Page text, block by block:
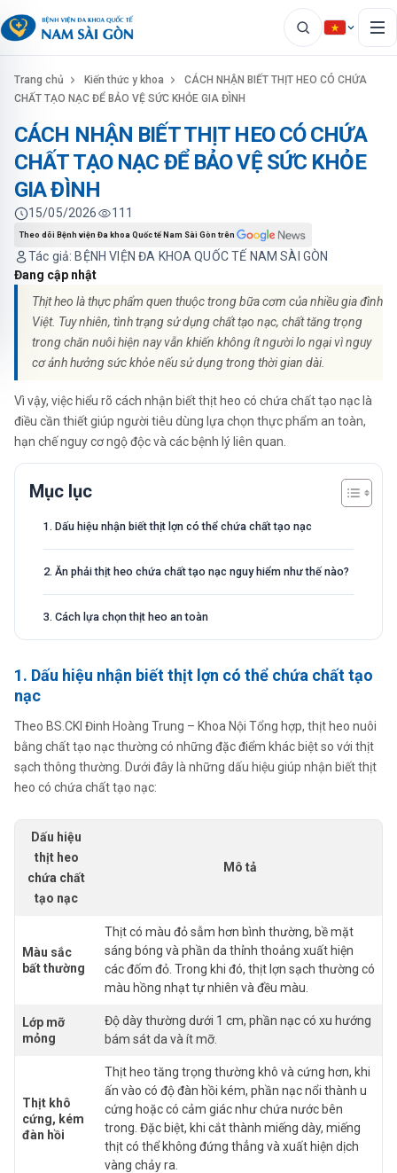
Trang chủ Kiến thức y khoa
CÁCH NHẬN BIẾT THỊT HEO CÓ CHỨA
CHẤT TẠO NẠC ĐỂ BẢO VỆ SỨC KHỎE GIA ĐÌNH
CÁCH NHẬN BIẾT THỊT HEO CÓ CHỨA
CHẤT TẠO NẠC ĐỂ BẢO VỆ SỨC KHỎE
GIA ĐÌNH
Tác giả: BỆNH VIỆN ĐA KHOA QUỐC TẾ NAM SÀI GÒN
15/05/2026 111
Theo dõi Bệnh viện Đa khoa Quốc tế Nam Sài Gòn trên
Đang cập nhật
Thịt heo là thực phẩm quen thuộc trong bữa cơm của nhiều gia đình
Việt. Tuy nhiên, tình trạng sử dụng chất tạo nạc, chất tăng trọng
trong chăn nuôi hiện nay vẫn khiến không ít người lo ngại vì nguy
cơ ảnh hưởng sức khỏe nếu sử dụng trong thời gian dài.
Vì vậy, việc hiểu rõ cách nhận biết thịt heo có chứa chất tạo nạc là
điều cần thiết giúp người tiêu dùng lựa chọn thực phẩm an toàn,
hạn chế nguy cơ ngộ độc và các bệnh lý liên quan.
Mục lục
1. Dấu hiệu nhận biết thịt lợn có thể chứa chất tạo nạc
2. Ăn phải thịt heo chứa chất tạo nạc nguy hiểm như thế nào?
3. Cách lựa chọn thịt heo an toàn
1. Dấu hiệu nhận biết thịt lợn có thể chứa chất tạo
nạc
Theo BS.CKI Đinh Hoàng Trung – Khoa Nội Tổng hợp, thịt heo nuôi
bằng chất tạo nạc thường có những đặc điểm khác biệt so với thịt
sạch thông thường. Dưới đây là những dấu hiệu giúp nhận biết thịt
heo có chứa chất tạo nạc:
Dấu hiệu
thịt heo
chứa chất
tạo nạc
Mô tả
Màu sắc
bất thường
Thịt có màu đỏ sẫm hơn bình thường, bề mặt
sáng bóng và phần da thỉnh thoảng xuất hiện
các đốm đỏ. Trong khi đó, thịt lợn sạch thường có
màu hồng nhạt tự nhiên và đều màu.
Lớp mỡ
mỏng
Độ dày thường dưới 1 cm, phần nạc có xu hướng
bám sát da và ít mỡ.
Thịt khô
cứng, kém
đàn hồi
Thịt heo tăng trọng thường khô và cứng hơn, khi
ấn vào có độ đàn hồi kém, phần nạc nổi thành u
cứng hoặc có cảm giác như chứa nước bên
trong. Đặc biệt, khi cắt thành miếng dày, miếng
thịt có thể không đứng thẳng và xuất hiện dịch
vàng chảy ra.